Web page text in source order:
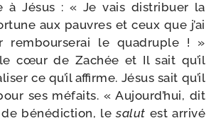
à Jésus : « Je vais dis­tri­buer la
aux pauvres et ceux que j’ai
rem­bour­se­rai le qua­druple ! »
cœur de Zachée et Il sait qu’il
ce qu’il affirme. Jésus sait qu’il
ses méfaits. « Aujourd’hui, dit
de béné­dic­tion, lesalut est arri­vé